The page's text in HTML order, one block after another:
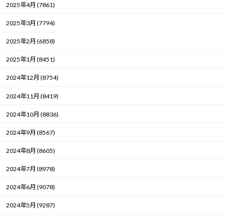
2025年4月 (7861)
2025年3月 (7794)
2025年2月 (6858)
2025年1月 (8451)
2024年12月 (8754)
2024年11月 (8419)
2024年10月 (8836)
2024年9月 (8567)
2024年8月 (8605)
2024年7月 (8978)
2024年6月 (9078)
2024年5月 (9287)